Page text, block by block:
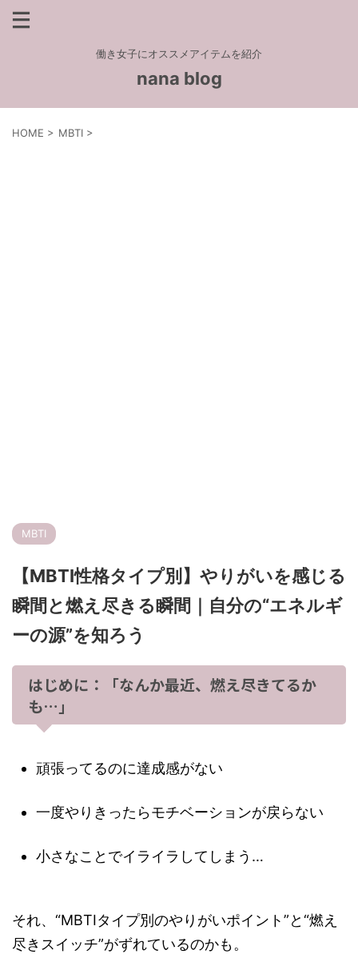
働き女子にオススメアイテムを紹介
nana blog
HOME > MBTI >
MBTI
【MBTI性格タイプ別】やりがいを感じる
瞬間と燃え尽きる瞬間｜自分の“エネルギ
ーの源”を知ろう
はじめに：「なんか最近、燃え尽きてるか
も…」
頑張ってるのに達成感がない
一度やりきったらモチベーションが戻らない
小さなことでイライラしてしまう…
それ、“MBTIタイプ別のやりがいポイント”と“燃え
尽きスイッチ”がずれているのかも。